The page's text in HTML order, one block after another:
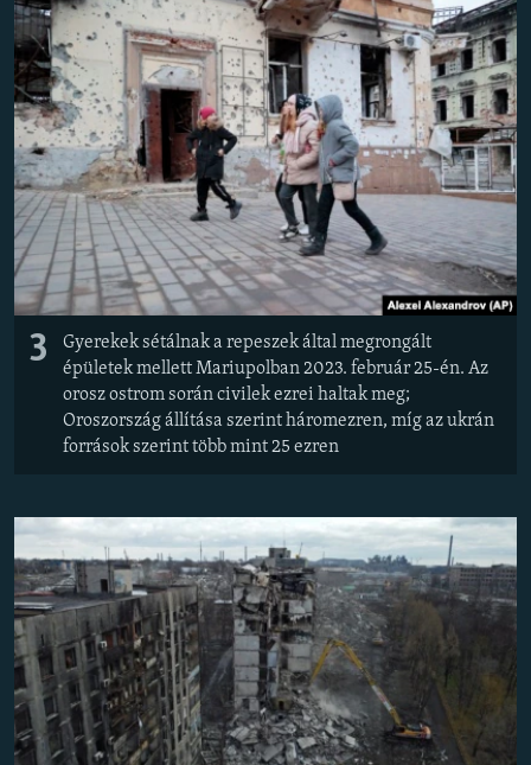
3
Gyerekek sétálnak a repeszek által megrongált
épületek mellett Mariupolban 2023. február 25-én. Az
orosz ostrom során civilek ezrei haltak meg;
Oroszország állítása szerint háromezren, míg az ukrán
források szerint több mint 25 ezren